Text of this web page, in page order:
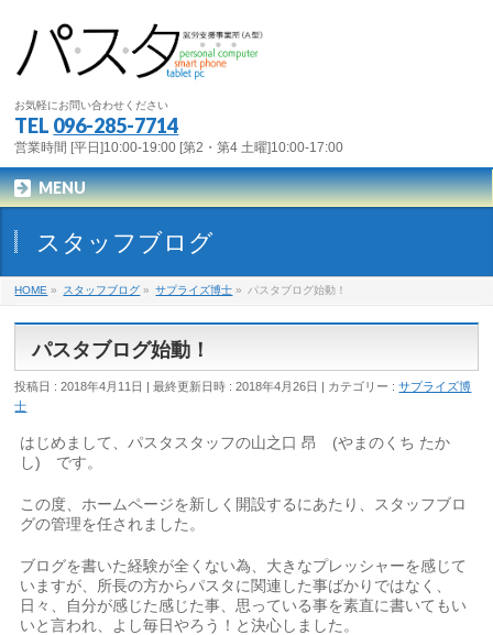
お気軽にお問い合わせください
TEL 096-285-7714
営業時間 [平日]10:00-19:00 [第2・第4 土曜]10:00-17:00
MENU
スタッフブログ
HOME » スタッフブログ » サプライズ博士 » パスタブログ始動！
パスタブログ始動！
投稿日 : 2018年4月11日 最終更新日時 : 2018年4月26日 カテゴリー :サプライズ博
士
はじめまして、パスタスタッフの山之口 昂 (やまのくち たか
し) です。
この度、ホームページを新しく開設するにあたり、スタッフブロ
グの管理を任されました。
ブログを書いた経験が全くない為、大きなプレッシャーを感じて
いますが、所長の方からパスタに関連した事ばかりではなく、
日々、自分が感じた感じた事、思っている事を素直に書いてもい
いと言われ、よし毎日やろう！と決心しました。